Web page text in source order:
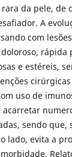
da pele, de
A
com
rápida
e estéreis,
uso de
sendo que,
lado, evita a